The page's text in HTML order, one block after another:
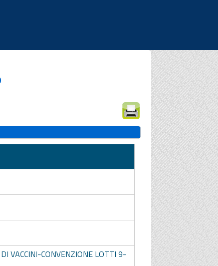
VACCINI-CONVENZIONE LOTTI 9-